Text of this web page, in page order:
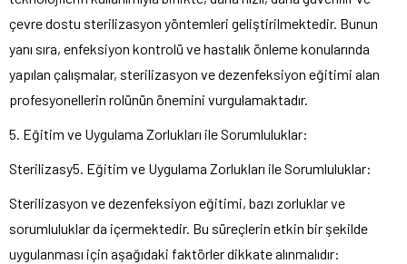
çevre dostu sterilizasyon yöntemleri geliştirilmektedir. Bunun
yanı sıra, enfeksiyon kontrolü ve hastalık önleme konularında
yapılan çalışmalar, sterilizasyon ve dezenfeksiyon eğitimi alan
profesyonellerin rolünün önemini vurgulamaktadır.
5. Eğitim ve Uygulama Zorlukları ile Sorumluluklar:
Sterilizasy5. Eğitim ve Uygulama Zorlukları ile Sorumluluklar:
Sterilizasyon ve dezenfeksiyon eğitimi, bazı zorluklar ve
sorumluluklar da içermektedir. Bu süreçlerin etkin bir şekilde
uygulanması için aşağıdaki faktörler dikkate alınmalıdır: